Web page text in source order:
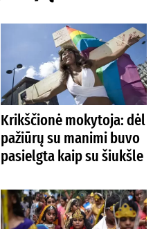
Krikščionė mokytoja: dėl
pažiūrų su manimi buvo
pasielgta kaip su šiukšle